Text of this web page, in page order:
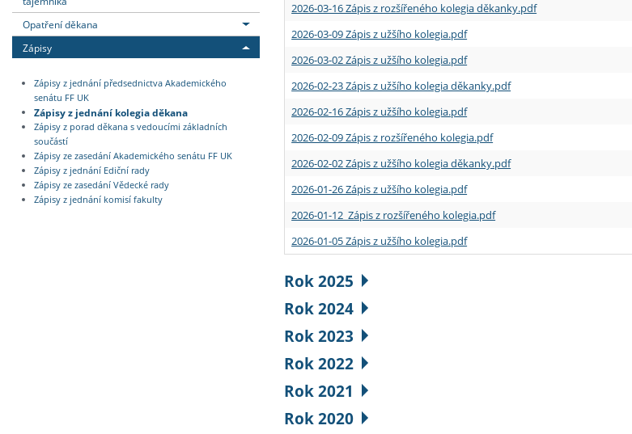
Opatření děkana
Zápisy
Zápisy z jednání předsednictva Akademického
senátu FF UK
Zápisy z jednání kolegia děkana
Zápisy z porad děkana s vedoucími základních
součástí
Zápisy ze zasedání Akademického senátu FF UK
Zápisy z jednání Ediční rady
Zápisy ze zasedání Vědecké rady
Zápisy z jednání komisí fakulty
2026-03-16 Zápis z rozšířeného kolegia děkanky.pdf
2026-03-09 Zápis z užšího kolegia.pdf
2026-03-02 Zápis z užšího kolegia.pdf
2026-02-23 Zápis z užšího kolegia děkanky.pdf
2026-02-16 Zápis z užšího kolegia.pdf
2026-02-09 Zápis z rozšířeného kolegia.pdf
2026-02-02 Zápis z užšího kolegia děkanky.pdf
2026-01-26 Zápis z užšího kolegia.pdf
2026-01-12 Zápis z rozšířeného kolegia.pdf
2026-01-05 Zápis z užšího kolegia.pdf
Rok 2025
Rok 2024
Rok 2023
Rok 2022
Rok 2021
Rok 2020